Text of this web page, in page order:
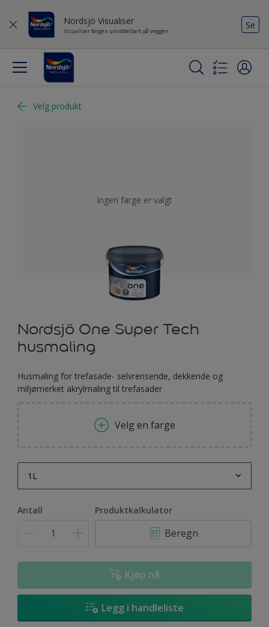
Nordsjö Visualiser
Visualiser fargen umiddelbart på veggen
Se
Velg produkt
Ingen farge er valgt
Nordsjö One Super Tech
husmaling
Husmaling for trefasade- selvrensende, dekkende og
miljømerket akrylmaling til trefasader
Velg en farge
1L
10L
10 L
Antall Produktkalkulator
Beregn
Kjøp nå
Legg i handleliste